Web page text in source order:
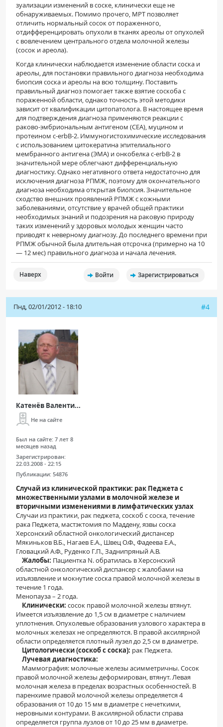
зуализации изменений в соске, клинически еще не
обнаруживаемых. Помимо прочего, МРТ поз­воляет
отличить нормальный сосок от поражен­ного,
отдифференцировать опухоли в тканях аре­олы от опухолей
с вовлечением центрального от­дела молочной железы
(сосок и ареола).
Когда клинически наблюдается изменение области соска и
ареолы, для постановки правиль­ного диагноза необходима
биопсия соска и арео­лы на всю толщину. Поставить
правильный диаг­ноз помогает также взятие соскоба с
пораженной области, однако точность этой методики
зависит от квалификации цитопатолога. В настоящее время
для подтверждения диаг­ноза применяются реакции с
раково-эмбриональным антигеном (CEA), муцином и
протеином c-erbB-2. Иммуногистохимические исследования
с использованием цитокератина эпителиального
мембранного антигена (ЭMA) и онкобелка c-erbB-2 в
значительной мере облегчают диффе­ренциальную
диагностику. Однако негативного ответа недостаточно для
исключения диагноза РПМЖ, поэтому для окончательного
диагноза не­обходима открытая биопсия. Значительное
сходство внешних проявлений РПМЖ с кожными
заболеваниями, отсутствие у врачей общей практики
необходимых знаний и подоз­рения на раковую природу
таких изменений у здоро­вых молодых женщин часто
приводят к неверному диагнозу. До последнего времени при
РПМЖ обыч­ной была длительная отсрочка (примерно на 10
— 12 мес) правильного диагноза и начала лечения.
Наверх Войти Зарегистрироваться
Пнд, 02/01/2012 - 18:10 #4
Катенёв Валенти...
Не на сайте
Был на сайте: 7 лет 8
месяцев назад
Зарегистрирован:
22.03.2008 - 22:15
Публикации: 54876
Случай из клинической практики: рак Педжета с
множественными узлами в молочной железе и
вторичными изменениями в лимфатических узлах
Случаи из практики, рак педжета, соскоб с соска, течение
рака Педжета, мастэктомия по Маддену, язвы соска
Херсонский областной онкологический диспансер
Мякиньков В.Б., Нагаев Е.А., Швец О.Ф., Фадеева Е.А.,
Гловацкий А.Ф., Руденко Г.П., Заднипряный А.В.
Жалобы: Пациентка N. обратилась в Херсонский
областной онкологический диспансер с жалобами на
изъязвление и мокнутие соска правой молочной железы в
течение 1 года.
Менопауза – 2 года.
Клинически: сосок правой молочной железы втянут.
Имеется изъязвление до 1,5 см в диаметре с наличием
уплотнения. Опухолевые образования узлового характера в
молочных железах не определяются. В правой аксилярной
области определяется плотный лузел до 2,5 см в диаметре.
Цитологически (соскоб с соска): рак Педжета.
Лучевая диагностика:
Маммография: молочные железы асимметричны. Сосок
правой молочной железы деформирован, втянут. Левая
молочная железа в пределах возрастных особенностей. В
паренхиме правой молочной железы определяется 4
образования от 10 до 15 мм в диаметре с нечеткими,
неровными контурами. В аксилярной области справа
определяется группа лузлов от 10 до 25 мм в диаметре.